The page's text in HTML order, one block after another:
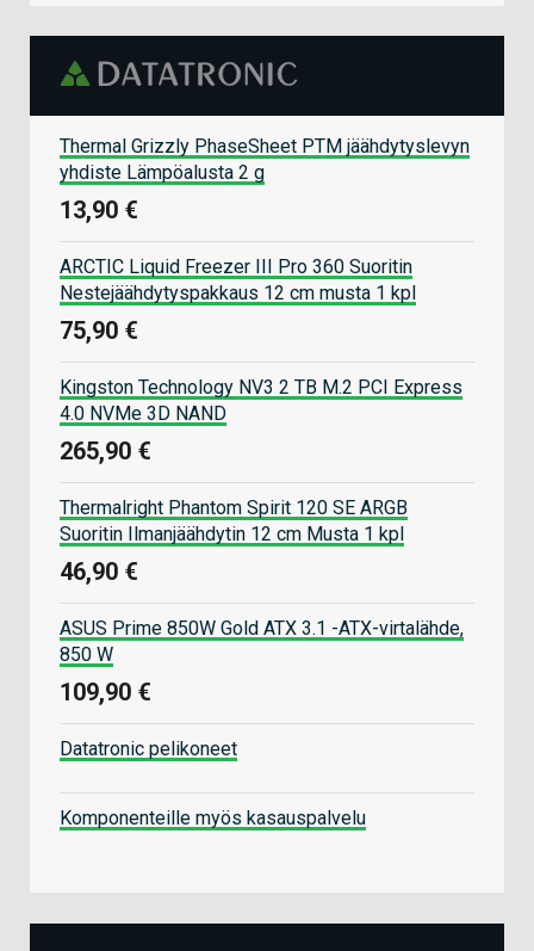
Thermal Grizzly PhaseSheet PTM jäähdytyslevyn
yhdiste Lämpöalusta 2 g
13,90 €
ARCTIC Liquid Freezer III Pro 360 Suoritin
Nestejäähdytyspakkaus 12 cm musta 1 kpl
75,90 €
Kingston Technology NV3 2 TB M.2 PCI Express
4.0 NVMe 3D NAND
265,90 €
Thermalright Phantom Spirit 120 SE ARGB
Suoritin Ilmanjäähdytin 12 cm Musta 1 kpl
46,90 €
ASUS Prime 850W Gold ATX 3.1 -ATX-virtalähde,
850 W
109,90 €
Datatronic pelikoneet
Komponenteille myös kasauspalvelu